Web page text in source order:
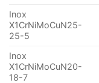
Inox
X1CrNiMoCuN25-
25-5
Inox
X1CrNiMoCuN20-
18-7